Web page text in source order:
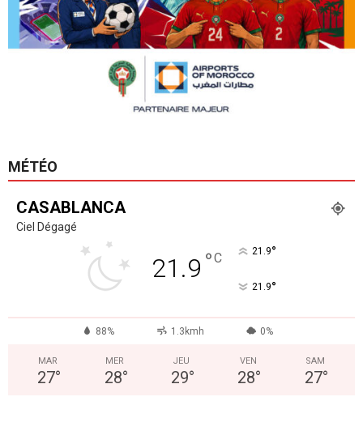
MÉTÉO
CASABLANCA
Ciel Dégagé
21.9 °C 21.9°
21.9°
88% 1.3kmh 0%
MAR
27°
MER
28°
JEU
29°
VEN
28°
SAM
27°